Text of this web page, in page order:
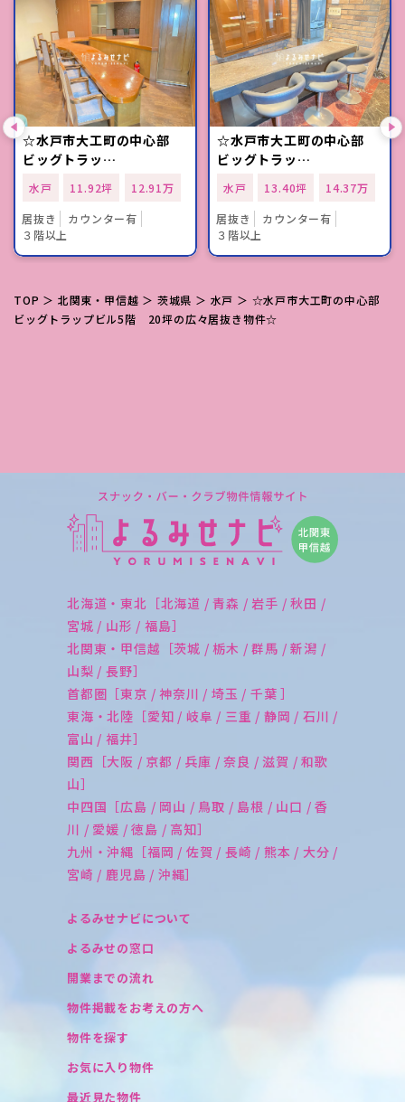
☆水戸市大工町の中心部
ビッグトラッ…
水戸 11.92坪
12.91万
居抜き
カウンター有
３階以上
☆水戸市大工町の中心部
ビッグトラッ…
水戸 13.40坪
14.37万
居抜き
カウンター有
３階以上
TOP ＞ 北関東・甲信越 ＞ 茨城県 ＞ 水戸 ＞ ☆水戸市大工町の中心部
ビッグトラップビル5階 20坪の広々居抜き物件☆
北海道・東北［北海道 / 青森 / 岩手 / 秋田 /
宮城 / 山形 / 福島］
北関東・甲信越［茨城 / 栃木 / 群馬 / 新潟 /
山梨 / 長野］
首都圏［東京 / 神奈川 / 埼玉 / 千葉 ］
東海・北陸［愛知 / 岐阜 / 三重 / 静岡 / 石川 /
富山 / 福井］
関西［大阪 / 京都 / 兵庫 / 奈良 / 滋賀 / 和歌
山］
中四国［広島 / 岡山 / 鳥取 / 島根 / 山口 / 香
川 / 愛媛 / 徳島 / 高知］
九州・沖縄［福岡 / 佐賀 / 長崎 / 熊本 / 大分 /
宮崎 / 鹿児島 / 沖縄］
よるみせナビについて
よるみせの窓口
開業までの流れ
物件掲載をお考えの方へ
物件を探す
お気に入り物件
最近見た物件